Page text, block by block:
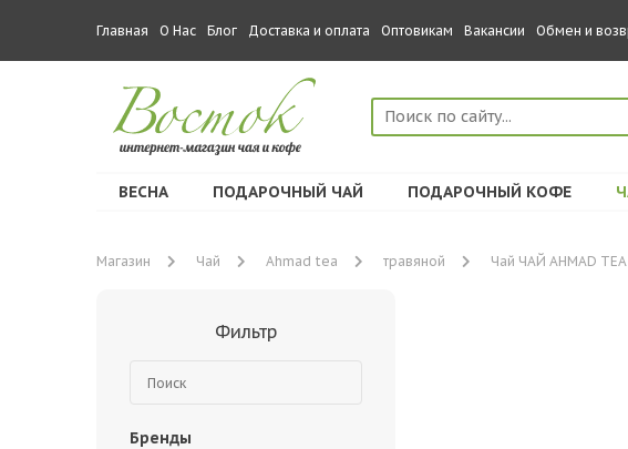
Главная О Нас Блог Доставка и оплата Оптовикам Вакансии Обмен и
ВЕСНА ПОДАРОЧНЫЙ ЧАЙ ПОДАРОЧНЫЙ КОФЕ
Магазин Чай Ahmad tea травяной Чай ЧАЙ AHMAD
Фильтр
Бренды